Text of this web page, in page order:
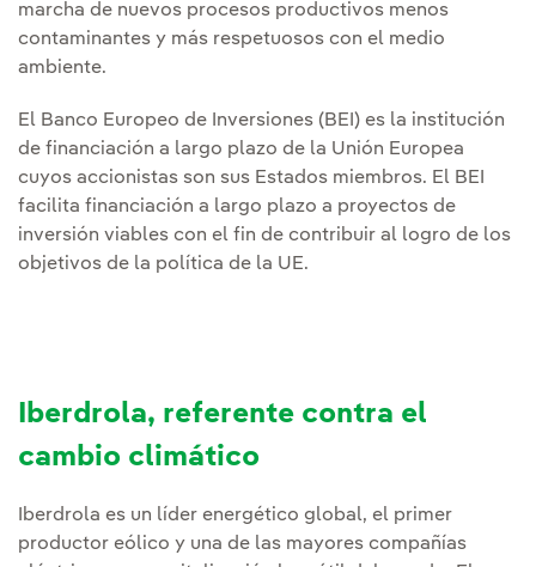
marcha de nuevos procesos productivos menos
contaminantes y más respetuosos con el medio
ambiente.
El Banco Europeo de Inversiones (BEI) es la institución
de financiación a largo plazo de la Unión Europea
cuyos accionistas son sus Estados miembros. El BEI
facilita financiación a largo plazo a proyectos de
inversión viables con el fin de contribuir al logro de los
objetivos de la política de la UE.
Iberdrola, referente contra el
cambio climático
Iberdrola es un líder energético global, el primer
productor eólico y una de las mayores compañías